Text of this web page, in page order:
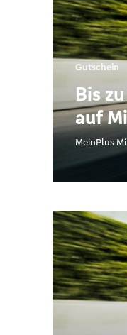
Gutschein
Bis
auf
MeinPlus